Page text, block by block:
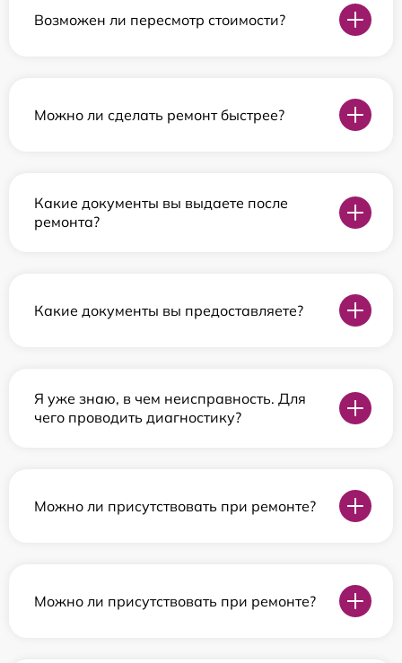
Возможен ли пересмотр стоимости?
Можно ли сделать ремонт быстрее?
Какие документы вы выдаете после
ремонта?
Какие документы вы предоставляете?
Я уже знаю, в чем неисправность. Для
чего проводить диагностику?
Можно ли присутствовать при ремонте?
Можно ли присутствовать при ремонте?